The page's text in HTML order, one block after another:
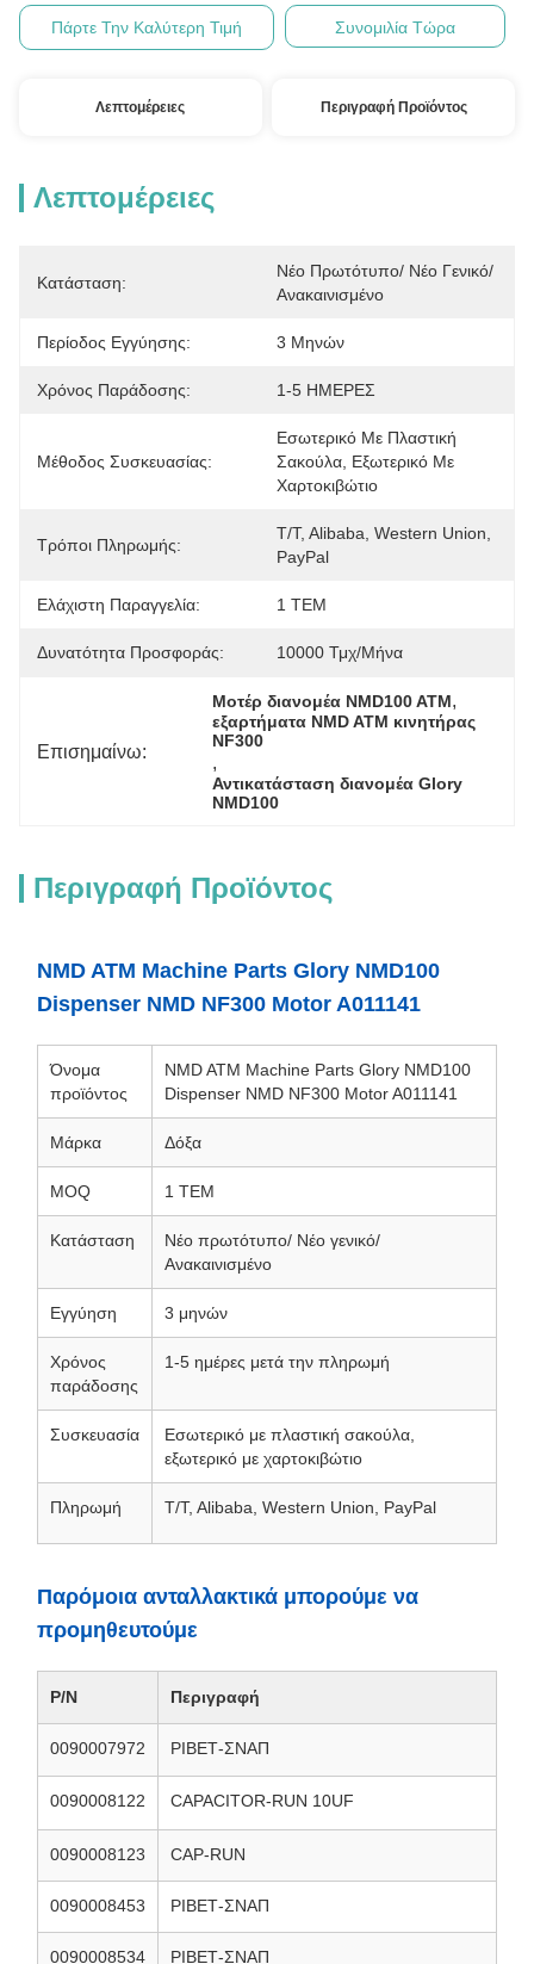
Πάρτε Την Καλύτερη Τιμή Συνομιλία Τώρα
Λεπτομέρειες Περιγραφή Προϊόντος
Λεπτομέρειες
Κατάσταση:
Νέο Πρωτότυπο/ Νέο Γενικό/
Ανακαινισμένο
Περίοδος Εγγύησης: 3 Μηνών
Χρόνος Παράδοσης: 1-5 ΗΜΕΡΕΣ
Μέθοδος Συσκευασίας:
Εσωτερικό Με Πλαστική
Σακούλα, Εξωτερικό Με
Χαρτοκιβώτιο
Τρόποι Πληρωμής:
T/T, Alibaba, Western Union,
PayPal
Ελάχιστη Παραγγελία: 1 ΤΕΜ
Δυνατότητα Προσφοράς: 10000 Τμχ/μήνα
Επισημαίνω:
Μοτέρ διανομέα NMD100 ATM,
εξαρτήματα NMD ATM κινητήρας
NF300
,
Αντικατάσταση διανομέα Glory
NMD100
Περιγραφή Προϊόντος
NMD ATM Machine Parts Glory NMD100
Dispenser NMD NF300 Motor A011141
Όνομα
προϊόντος
NMD ATM Machine Parts Glory NMD100
Dispenser NMD NF300 Motor A011141
Μάρκα Δόξα
MOQ 1 ΤΕΜ
Κατάσταση
Νέο πρωτότυπο/ Νέο γενικό/
Ανακαινισμένο
Εγγύηση 3 μηνών
Χρόνος
παράδοσης
1-5 ημέρες μετά την πληρωμή
Συσκευασία
Εσωτερικό με πλαστική σακούλα,
εξωτερικό με χαρτοκιβώτιο
Πληρωμή T/T, Alibaba, Western Union, PayPal
Παρόμοια ανταλλακτικά μπορούμε να
προμηθευτούμε
P/N Περιγραφή
0090007972 ΡΙΒΕΤ-ΣΝΑΠ
0090008122 CAPACITOR-RUN 10UF
0090008123 CAP-RUN
0090008453 ΡΙΒΕΤ-ΣΝΑΠ
0090008534 ΡΙΒΕΤ-ΣΝΑΠ